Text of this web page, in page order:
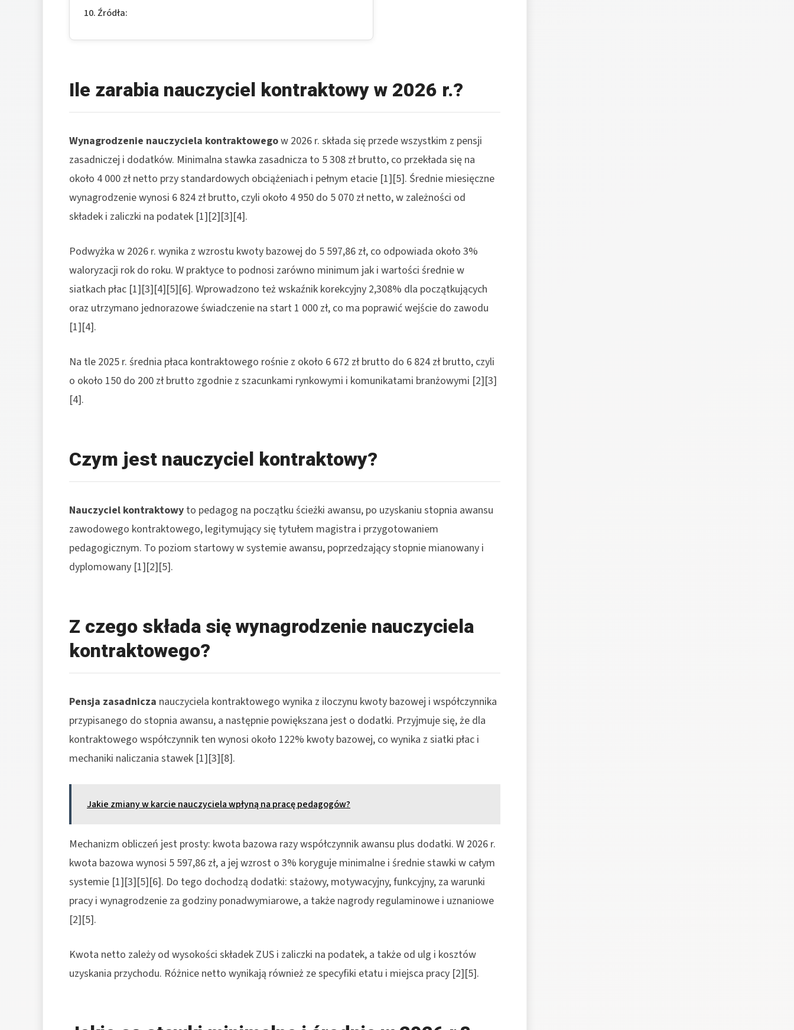
Źródła:
Ile zarabia nauczyciel kontraktowy w 2026 r.?
Wynagrodzenie nauczyciela kontraktowegow 2026 r. składa się przede wszystkim z pensji
zasadniczej i dodatków. Minimalna stawka zasadnicza to 5 308 zł brutto, co przekłada się na
około 4 000 zł netto przy standardowych obciążeniach i pełnym etacie [1][5]. Średnie miesięczne
wynagrodzenie wynosi 6 824 zł brutto, czyli około 4 950 do 5 070 zł netto, w zależności od
składek i zaliczki na podatek [1][2][3][4].
Podwyżka w 2026 r. wynika z wzrostu kwoty bazowej do 5 597,86 zł, co odpowiada około 3%
waloryzacji rok do roku. W praktyce to podnosi zarówno minimum jak i wartości średnie w
siatkach płac [1][3][4][5][6]. Wprowadzono też wskaźnik korekcyjny 2,308% dla początkujących
oraz utrzymano jednorazowe świadczenie na start 1 000 zł, co ma poprawić wejście do zawodu
[1][4].
Na tle 2025 r. średnia płaca kontraktowego rośnie z około 6 672 zł brutto do 6 824 zł brutto, czyli
o około 150 do 200 zł brutto zgodnie z szacunkami rynkowymi i komunikatami branżowymi [2][3]
[4].
Czym jest nauczyciel kontraktowy?
Nauczyciel kontraktowy to pedagog na początku ścieżki awansu, po uzyskaniu stopnia awansu
zawodowego kontraktowego, legitymujący się tytułem magistra i przygotowaniem
pedagogicznym. To poziom startowy w systemie awansu, poprzedzający stopnie mianowany i
dyplomowany [1][2][5].
Z czego składa się wynagrodzenie nauczyciela
kontraktowego?
Pensja zasadnicza nauczyciela kontraktowego wynika z iloczynu kwoty bazowej i współczynnika
przypisanego do stopnia awansu, a następnie powiększana jest o dodatki. Przyjmuje się, że dla
kontraktowego współczynnik ten wynosi około 122% kwoty bazowej, co wynika z siatki płac i
mechaniki naliczania stawek [1][3][8].
Jakie zmiany w karcie nauczyciela wpłyną na pracę pedagogów?
Mechanizm obliczeń jest prosty: kwota bazowa razy współczynnik awansu plus dodatki. W 2026 r.
kwota bazowa wynosi 5 597,86 zł, a jej wzrost o 3% koryguje minimalne i średnie stawki w całym
systemie [1][3][5][6]. Do tego dochodzą dodatki: stażowy, motywacyjny, funkcyjny, za warunki
pracy i wynagrodzenie za godziny ponadwymiarowe, a także nagrody regulaminowe i uznaniowe
[2][5].
Kwota netto zależy od wysokości składek ZUS i zaliczki na podatek, a także od ulg i kosztów
uzyskania przychodu. Różnice netto wynikają również ze specyfiki etatu i miejsca pracy [2][5].